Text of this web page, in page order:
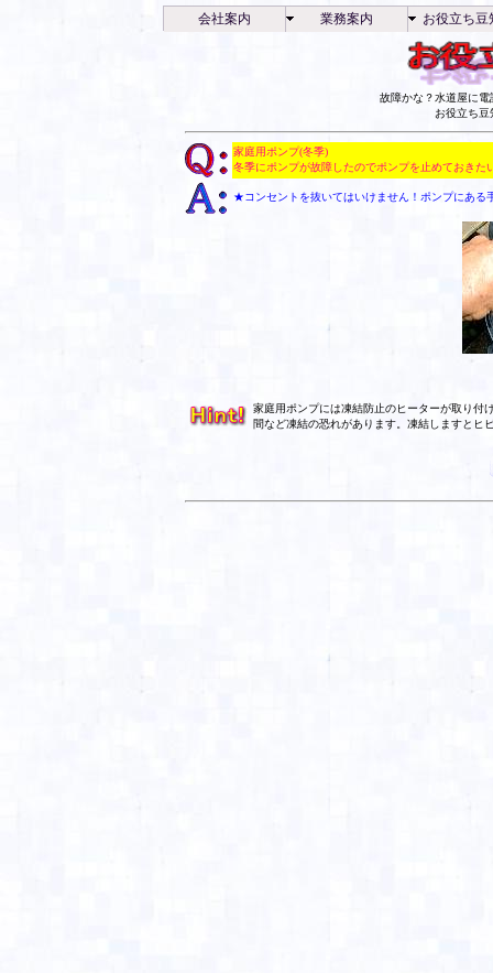
会社案内 業務案内 お役立ち豆
故障かな？水道屋に
お役立ち
家庭用ポンプ(冬季)
冬季にポンプが故障したのでポンプを止めておきた
★コンセントを抜いてはいけません！ポンプにある
家庭用ポンプには凍結防止のヒーターが取り付
間など凍結の恐れがあります。凍結しますとヒ